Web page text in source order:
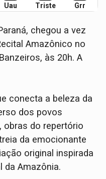
Uau Triste Grr
chegou a vez
Amazônico no
às 20h. A
conecta a beleza da
dos povos
obras do repertório
da emocionante
original inspirada
da Amazônia.